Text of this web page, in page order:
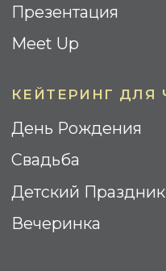
Реализованные проекты
Вопрос-ответ
Все права Защищены
Cогласие на обработку
персональных данных
Разработка сайта: